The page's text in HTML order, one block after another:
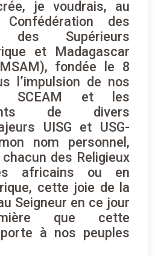
je voudrais, au
des
des Supérieurs
et Madagascar
fondée le 8
l’impulsion de nos
SCEAM et les
de divers
UISG et USG-
nom personnel,
des Religieux
africains ou en
cette joie de la
Seigneur en ce jour
que cette
à nos peuples